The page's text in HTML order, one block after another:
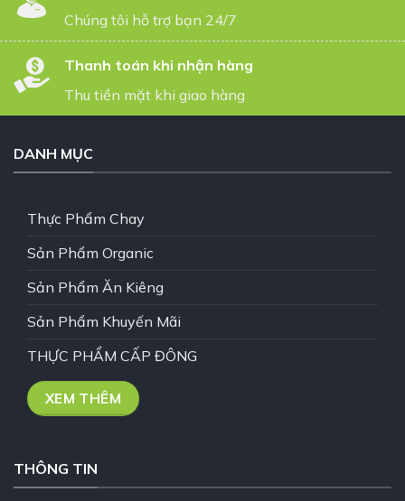
Chúng tôi hỗ trợ bạn 24/7
Thanh toán khi nhận hàng
Thu tiền mặt khi giao hàng
DANH MỤC
Thực Phẩm Chay
Sản Phẩm Organic
Sản Phẩm Ăn Kiêng
Sản Phẩm Khuyến Mãi
THỰC PHẨM CẤP ĐÔNG
XEM THÊM
THÔNG TIN